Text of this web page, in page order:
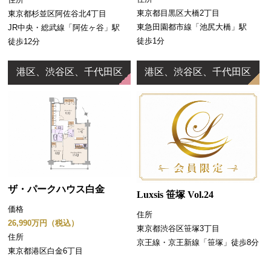
東京都杉並区阿佐谷北4丁目
JR中央・総武線「阿佐ヶ谷」駅
徒歩12分
東京都目黒区大橋2丁目
東急田園都市線「池尻大橋」駅
徒歩1分
港区、渋谷区、千代田区
ザ・パークハウス白金
価格
26,990万円（税込）
住所
東京都港区白金6丁目
港区、渋谷区、千代田区
Luxsis 笹塚 Vol.24
住所
東京都渋谷区笹塚3丁目
京王線・京王新線「笹塚」徒歩8分